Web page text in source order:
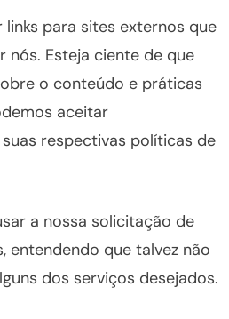
para sites externos que
nós. Esteja ciente de que
o conteúdo e práticas
aceitar
respectivas políticas de
a nossa solicitação de
entendendo que talvez não
dos serviços desejados.